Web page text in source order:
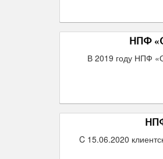
НПФ
В 2019 году НПФ
C 15.06.2020